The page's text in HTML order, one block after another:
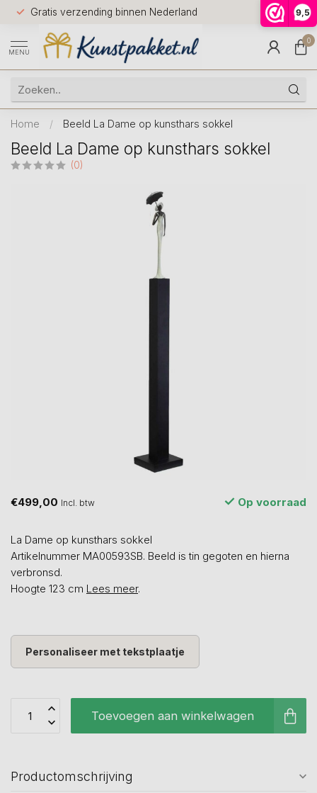
9,5
Gratis verzending binnen Nederland
Voor
huis
9.5
MENU
0
Home / Beeld La Dame op kunsthars sokkel
Beeld La Dame op kunsthars sokkel
(0)
€499,00 Incl. btw Op voorraad
La Dame op kunsthars sokkel
Artikelnummer MA00593SB. Beeld is tin gegoten en hierna
verbronsd.
Hoogte 123 cm Lees meer.
Personaliseer met tekstplaatje
Toevoegen aan winkelwagen
Productomschrijving